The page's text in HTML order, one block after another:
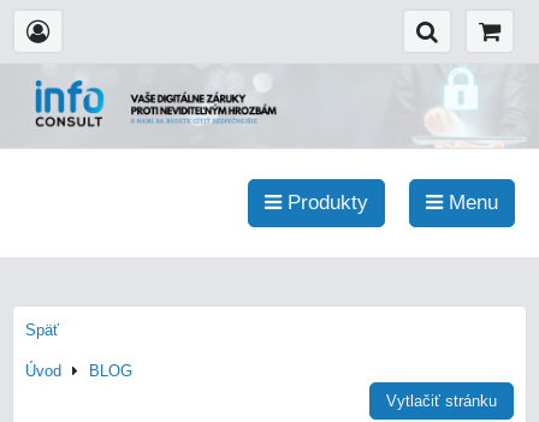
Produkty Menu
Späť
Úvod
BLOG
Vytlačiť stránku